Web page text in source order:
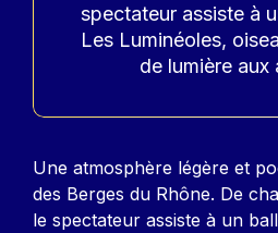
spectateur assiste à
Les Luminéoles,
de lumière aux
Contenu
Une atmosphère légère et
des Berges du Rhône. De
le spectateur assiste à un